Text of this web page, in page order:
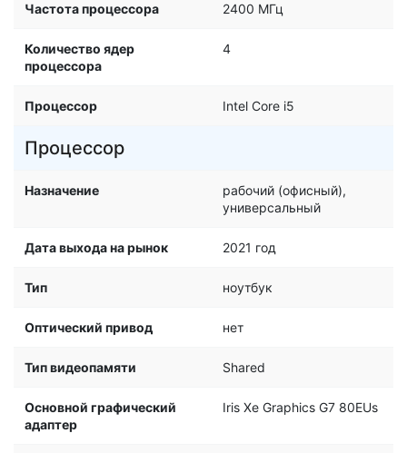
Частота процессора 2400 МГц
Количество ядер
процессора
4
Процессор Intel Core i5
Процессор
Назначение
рабочий (офисный),
универсальный
Дата выхода на рынок 2021 год
Тип ноутбук
Оптический привод нет
Тип видеопамяти Shared
Основной графический
адаптер
Iris Xe Graphics G7 80EUs